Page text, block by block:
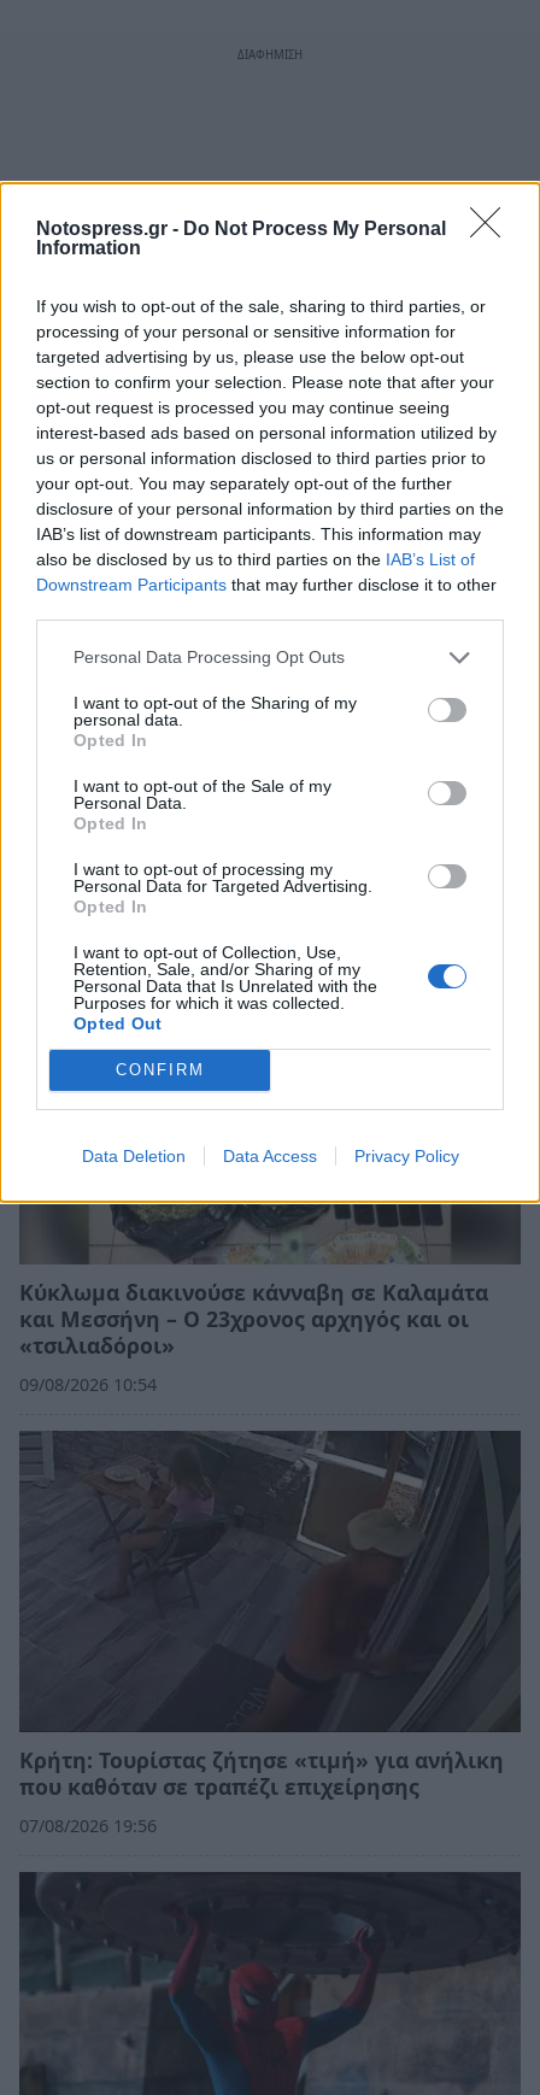
Notospress.gr - Do Not Process My Personal
Information
If you wish to opt-out of the sale, sharing to third parties, or
processing of your personal or sensitive information for
targeted advertising by us, please use the below opt-out
section to confirm your selection. Please note that after your
opt-out request is processed you may continue seeing
interest-based ads based on personal information utilized by
us or personal information disclosed to third parties prior to
your opt-out. You may separately opt-out of the further
disclosure of your personal information by third parties on the
IAB’s list of downstream participants. This information may
also be disclosed by us to third parties on the IAB’s List of
Downstream Participants that may further disclose it to other
Personal Data Processing Opt Outs
I want to opt-out of the Sharing of my
personal data.
Opted In
I want to opt-out of the Sale of my
Personal Data.
Opted In
I want to opt-out of processing my
Personal Data for Targeted Advertising.
Opted In
I want to opt-out of Collection, Use,
Retention, Sale, and/or Sharing of my
Personal Data that Is Unrelated with the
Purposes for which it was collected.
Opted Out
CONFIRM
Data Deletion Data Access Privacy Policy
Σχετικά Άρθρα
Κύκλωμα διακινούσε κάνναβη σε Καλαμάτα
και Μεσσήνη – Ο 23χρονος αρχηγός και οι
«τσιλιαδόροι»
09/08/2026 10:54
Κρήτη: Τουρίστας ζήτησε «τιμή» για ανήλικη
που καθόταν σε τραπέζι επιχείρησης
07/08/2026 19:56